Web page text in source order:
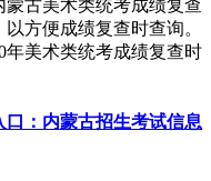
蒙古美术类统考成绩复查
方便成绩复查时查询。
年美术类统考成绩复查时
口：内蒙古招生考试信息